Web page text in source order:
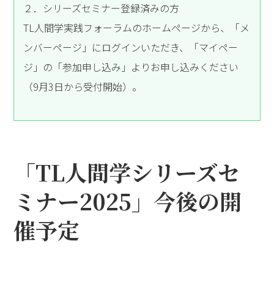
２．シリーズセミナー登録済みの方
TL人間学実践フォーラムのホームページから、「メ
ンバーページ」にログインいただき、「マイペー
ジ」の「参加申し込み」よりお申し込みください
（9月3日から受付開始）。
「TL人間学シリーズセ
ミナー2025」今後の開
催予定